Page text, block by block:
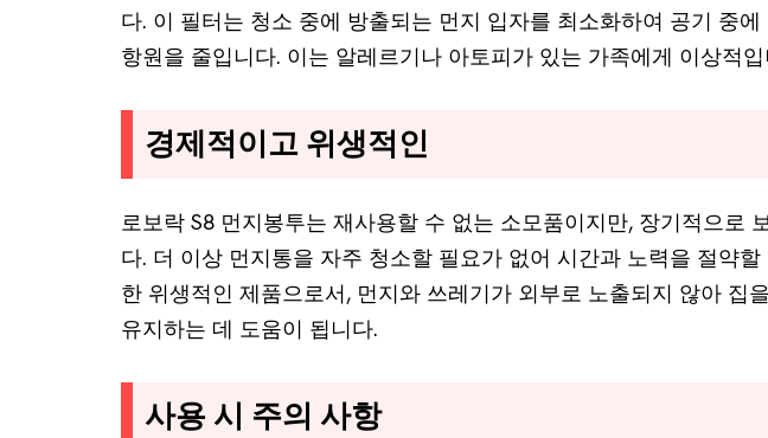
다. 이 필터는 청소 중에 방출되는 먼지 입자를 최소화하여 공기 중에
항원을 줄입니다. 이는 알레르기나 아토피가 있는 가족에게 이상적입
경제적이고 위생적인
로보락 S8 먼지봉투는 재사용할 수 없는 소모품이지만, 장기적으로
다. 더 이상 먼지통을 자주 청소할 필요가 없어 시간과 노력을 절약할
한 위생적인 제품으로서, 먼지와 쓰레기가 외부로 노출되지 않아 집
유지하는 데 도움이 됩니다.
사용 시 주의 사항